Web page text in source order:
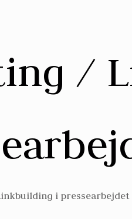
/
i pressearbejdet